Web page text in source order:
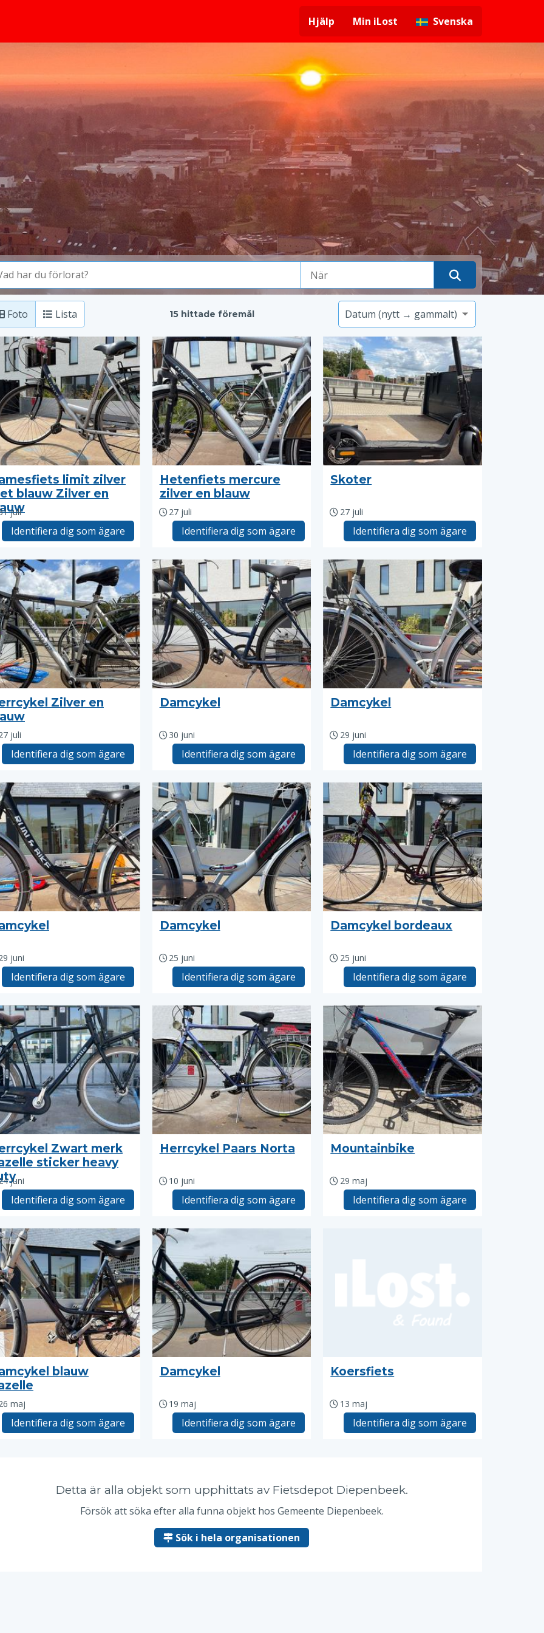
Hjälp
Min iLost Svenska
Foto Lista 15 hittade föremål
limit zilver
blauw Zilver en
juli
Identifiera dig som ägare
Hetenfiets mercure
zilver en blauw
27 juli
Identifiera dig som ägare
Skoter
27 juli
Identifiera dig som ägare
Zilver en
juli
Identifiera dig som ägare
Damcykel
30 juni
Identifiera dig som ägare
Damcykel
29 juni
Identifiera dig som ägare
juni
Identifiera dig som ägare
Damcykel
25 juni
Identifiera dig som ägare
Damcykel bordeaux
25 juni
Identifiera dig som ägare
Zwart merk
sticker heavy
juni
Identifiera dig som ägare
Herrcykel Paars Norta
10 juni
Identifiera dig som ägare
Mountainbike
29 maj
Identifiera dig som ägare
blauw
maj
Identifiera dig som ägare
Damcykel
19 maj
Identifiera dig som ägare
Koersfiets
13 maj
Identifiera dig som ägare
Detta är alla objekt som upphittats av Fietsdepot Diepenbeek.
Försök att söka efter alla funna objekt hos Gemeente Diepenbeek.
Sök i hela organisationen